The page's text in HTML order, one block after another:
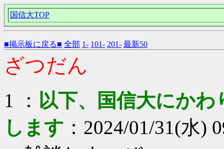
国信大TOP
■掲示板に戻る■ 全部 1- 101- 201- 最新50
ざつだん
1 ： 以下、国信大にか
します ：2024/01/31(水)